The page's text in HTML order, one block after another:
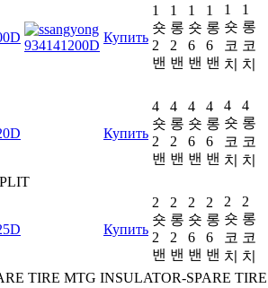
Купить
1
숏
2
밴
1
롱
2
밴
1
숏
6
밴
1
롱
6
밴
1
숏
코
치
1
롱
코
치
Купить
4
숏
2
밴
4
롱
2
밴
4
숏
6
밴
4
롱
6
밴
4
숏
코
치
4
롱
코
치
Купить
2
숏
2
밴
2
롱
2
밴
2
숏
6
밴
2
롱
6
밴
2
숏
코
치
2
롱
코
치
TIRE MTG INSULATOR-SPARE